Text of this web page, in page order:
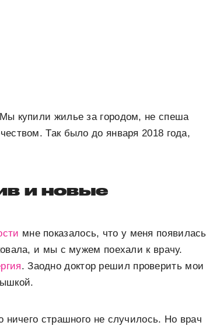
купили жилье за городом, не спеша
Так было до января 2018 года,
и новые
мне показалось, что у меня появилась
и мы с мужем поехали к врачу.
. Заодно доктор решил проверить мои
страшного не случилось. Но врач